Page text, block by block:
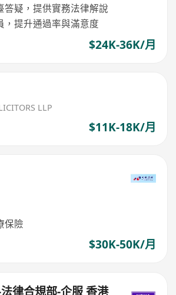
答疑，提供實務法律解說
，提升通過率與滿意度
$24K-36K/月
LLP
$11K-18K/月
保險
$30K-50K/月
律合規部-企服 香港